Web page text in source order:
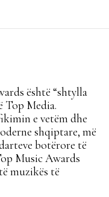
është “shtylla
Top Media.
e vetëm dhe
shqiptare, më
botërore të
Music Awards
muzikës të